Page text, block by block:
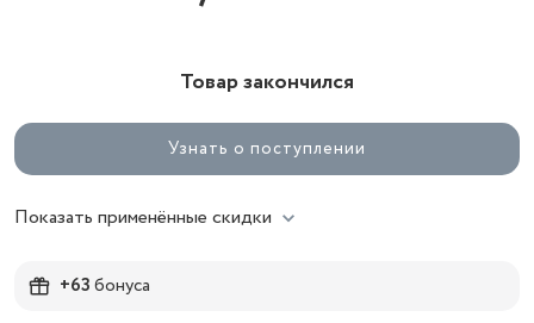
Товар закончился
Узнать о поступлении
Показать применённые скидки
+63бонуса